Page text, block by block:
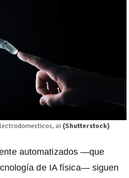
ai (Shutterstock)
automatizados —que
de IA física— siguen